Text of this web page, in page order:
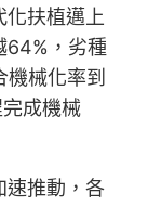
化扶植邁上
64%，劣種
械化率到
成機械
速推動，各